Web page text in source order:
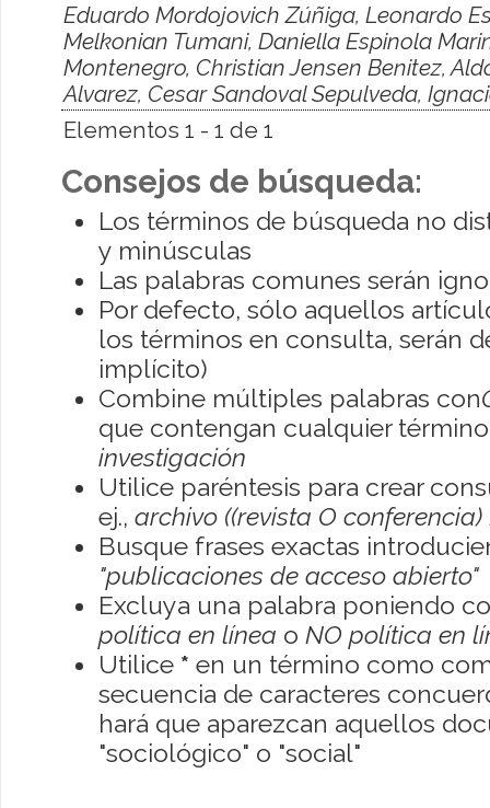
Eduardo Mordojovich Zúñiga, Leonardo
Melkonian Tumani, Daniella Espinola
Montenegro, Christian Jensen Benitez,
Alvarez, Cesar Sandoval Sepulveda,
Elementos 1 - 1 de 1
Consejos de búsqueda:
Los términos de búsqueda no
y minúsculas
Las palabras comunes serán
Por defecto, sólo aquellos
los términos en consulta, serán
implícito)
Combine múltiples palabras con
que contengan cualquier
investigación
Utilice paréntesis para crear
ej., archivo ((revista O conferencia)
Busque frases exactas
"publicaciones de acceso abierto"
Excluya una palabra poniendo
política en línea o NO política en
Utilice * en un término como
secuencia de caracteres
hará que aparezcan aquellos
"sociológico" o "social"